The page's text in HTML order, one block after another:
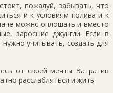
пожалуй, забывать, что
и к условиям полива и к
можно оплошать и вместо
заросшие джунгли. Если в
учитывать, создать для
от своей мечты. Затратив
расслабляться и жить.